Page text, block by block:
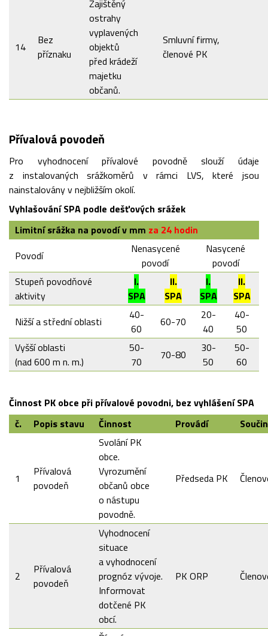
14
Bez
příznaku
Zajištěný
ostrahy
vyplavených
objektů
před krádeží
majetku
občanů.
Smluvní firmy,
členové PK
Přívalová povodeň
Pro vyhodnocení přívalové povodně slouží údaje
z instalovaných srážkoměrů v rámci LVS, které jsou
nainstalovány v nejbližším okolí.
Vyhlašování SPA podle dešťových srážek
Limitní srážka na povodí v mm za 24 hodin
Povodí
Nenasycené
povodí
Nasycené
povodí
Stupeň povodňové
aktivity
I.
SPA
II.
SPA
I.
SPA
II.
SPA
Nižší a střední oblasti
40-
60
60-70
20-
40
40-
50
Vyšší oblasti
(nad 600 m n. m.)
50-
70
70-80
30-
50
50-
60
Činnost PK obce při přívalové povodni, bez vyhlášení SPA
č.
Popis stavu Činnost Provádí
1
Přívalová
povodeň
Svolání PK
obce.
Vyrozumění
občanů obce
o nástupu
povodně.
Předseda PK
2
Přívalová
povodeň
Vyhodnocení
situace
a vyhodnocení
prognóz vývoje.
Informovat
dotčené PK
obcí.
PK ORP